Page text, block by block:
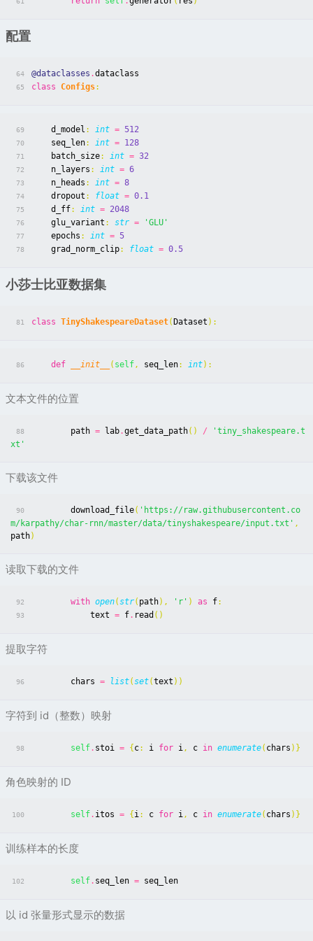
配置
64 @dataclasses .dataclass
65 class Configs:
69 d_model : int = 512
70 seq_len: int = 128
71 batch_size: int = 32
72 n_layers : int = 6
73 n_heads : int = 8
74 dropout : float = 0.1
75 d_ff: int = 2048
76 glu_variant : str = 'GLU'
77 epochs : int = 5
78 grad_norm_clip: float = 0.5
小莎士比亚数据集
81 class TinyShakespeareDataset( Dataset ):
86 def __init__ ( self, seq_len: int):
文本文件的位置
88 path = lab.get_data_path() /
'tiny_shakespeare.t
xt'
下载该文件
90 download_file( 'https://raw.githubusercontent.co
m/karpathy/char-rnn/master/data/tinyshakespeare/input.txt' ,
path)
读取下载的文件
92 with open(str( path), 'r' ) as f:
93 text = f. read ()
提取字符
96 chars = list(set(text ))
字符到 id（整数）映射
98 self. stoi = { c: i for i, c in enumerate( chars )}
角色映射的 ID
100 self. itos = { i: c for i, c in enumerate( chars )}
训练样本的长度
102 self. seq_len = seq_len
以 id 张量形式显示的数据